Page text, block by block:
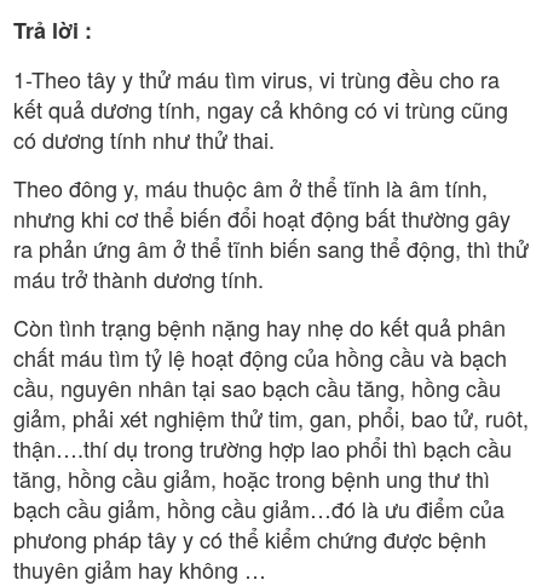
Trả lời :
1-Theo tây y thử máu tìm virus, vi trùng đều cho ra
kết quả dương tính, ngay cả không có vi trùng cũng
có dương tính như thử thai.
Theo đông y, máu thuộc âm ở thể tĩnh là âm tính,
nhưng khi cơ thể biến đổi hoạt động bất thường gây
ra phản ứng âm ở thể tĩnh biến sang thể động, thì thử
máu trở thành dương tính.
Còn tình trạng bệnh nặng hay nhẹ do kết quả phân
chất máu tìm tỷ lệ hoạt động của hồng cầu và bạch
cầu, nguyên nhân tại sao bạch cầu tăng, hồng cầu
giảm, phải xét nghiệm thử tim, gan, phổi, bao tử, ruôt,
thận….thí dụ trong trường hợp lao phổi thì bạch cầu
tăng, hồng cầu giảm, hoặc trong bệnh ung thư thì
bạch cầu giảm, hồng cầu giảm…đó là ưu điểm của
phưong pháp tây y có thể kiểm chứng được bệnh
thuyên giảm hay không …